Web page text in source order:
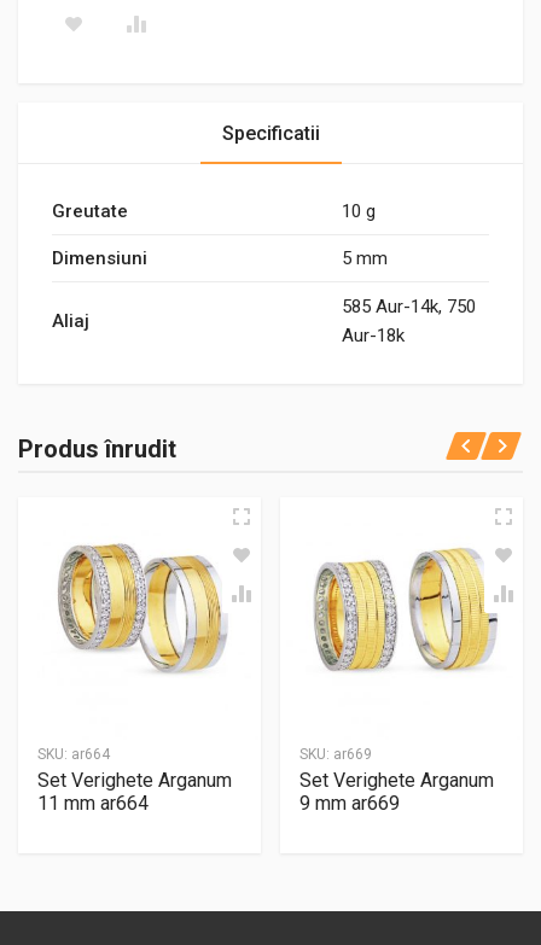
Specificatii
Greutate 10 g
Dimensiuni 5 mm
Aliaj
585 Aur-14k, 750
Aur-18k
Produs înrudit
SKU: ar664
Set Verighete Arganum
11 mm ar664
SKU: ar669
Set Verighete Arganum
9 mm ar669